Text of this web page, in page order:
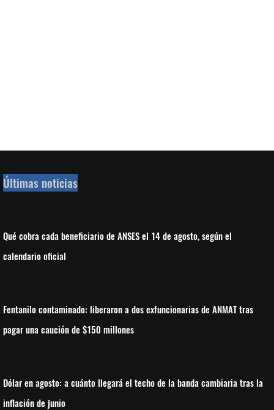
Últimas noticias
Qué cobra cada beneficiario de ANSES el 14 de agosto, según el
calendario oficial
Fentanilo contaminado: liberaron a dos exfuncionarias de ANMAT tras
pagar una caución de $150 millones
Dólar en agosto: a cuánto llegará el techo de la banda cambiaria tras la
inflación de junio